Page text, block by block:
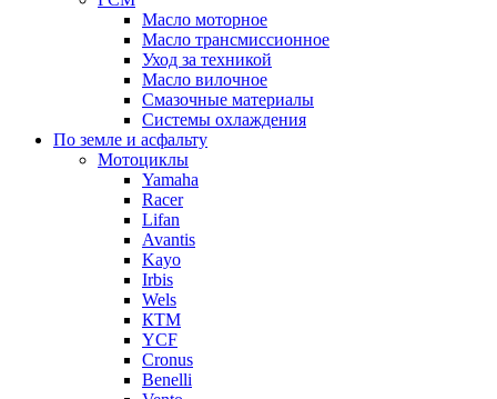
Масло моторное
Масло трансмиссионное
Уход за техникой
Масло вилочное
Смазочные материалы
Системы охлаждения
По земле и асфальту
Мотоциклы
Yamaha
Racer
Lifan
Avantis
Kayo
Irbis
Wels
КТМ
YCF
Cronus
Benelli